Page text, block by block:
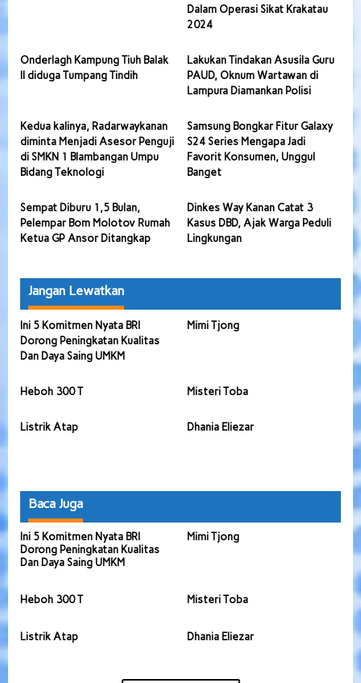
Dalam Operasi Sikat Krakatau
2024
Onderlagh Kampung Tiuh Balak
II diduga Tumpang Tindih
Lakukan Tindakan Asusila Guru
PAUD, Oknum Wartawan di
Lampura Diamankan Polisi
Kedua kalinya, Radarwaykanan
diminta Menjadi Asesor Penguji
di SMKN 1 Blambangan Umpu
Bidang Teknologi
Samsung Bongkar Fitur Galaxy
S24 Series Mengapa Jadi
Favorit Konsumen, Unggul
Banget
Sempat Diburu 1,5 Bulan,
Pelempar Bom Molotov Rumah
Ketua GP Ansor Ditangkap
Dinkes Way Kanan Catat 3
Kasus DBD, Ajak Warga Peduli
Lingkungan
Jangan Lewatkan
Ini 5 Komitmen Nyata BRI
Dorong Peningkatan Kualitas
Dan Daya Saing UMKM
Mimi Tjong
Heboh 300 T Misteri Toba
Listrik Atap Dhania Eliezar
Baca Juga
Ini 5 Komitmen Nyata BRI
Dorong Peningkatan Kualitas
Dan Daya Saing UMKM
Mimi Tjong
Heboh 300 T Misteri Toba
Listrik Atap Dhania Eliezar